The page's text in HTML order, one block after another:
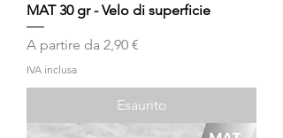
MAT 30 gr - Velo di superficie
A partire da 2,90 €
Prezzo scontato
IVA inclusa
Esaurito